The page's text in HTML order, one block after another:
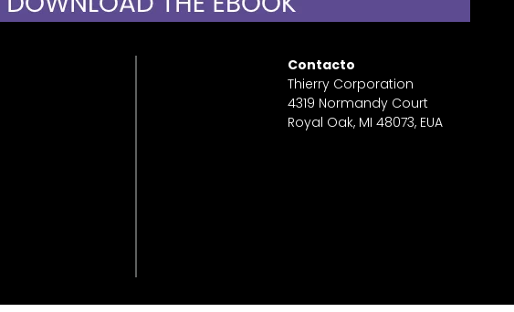
Contacto
Thierry Corporation
4319 Normandy Court
Royal Oak, MI 48073, EUA